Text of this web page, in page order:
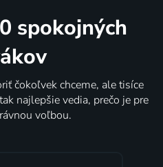
spokojných
čokoľvek chceme, ale tisíce
najlepšie vedia, prečo je pre
voľbou.